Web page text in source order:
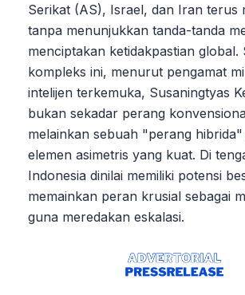
Serikat (AS), Israel, dan Iran terus
tanpa menunjukkan tanda-tanda
menciptakan ketidakpastian global.
kompleks ini, menurut pengamat
intelijen terkemuka, Susaningtyas
bukan sekadar perang
melainkan sebuah "perang
elemen asimetris yang kuat. Di
Indonesia dinilai memiliki potensi
memainkan peran krusial sebagai
guna meredakan eskalasi.